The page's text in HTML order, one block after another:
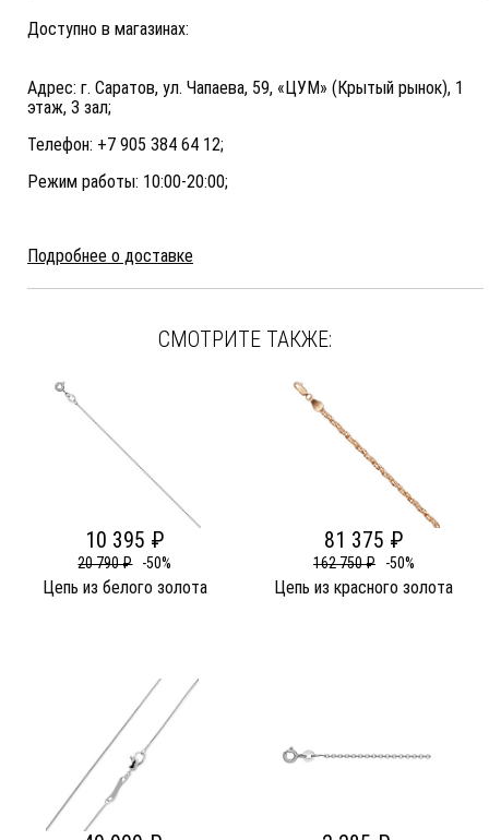
Доступно в магазинах:
Адрес: г. Саратов, ул. Чапаева, 59, «ЦУМ» (Крытый рынок), 1
этаж, 3 зал;
Телефон: +7 905 384 64 12;
Режим работы: 10:00-20:00;
Подробнее о доставке
СМОТРИТЕ ТАКЖЕ:
10 395 ₽
20 790 ₽ -50%
Цепь из белого золота
81 375 ₽
162 750 ₽ -50%
Цепь из красного золота